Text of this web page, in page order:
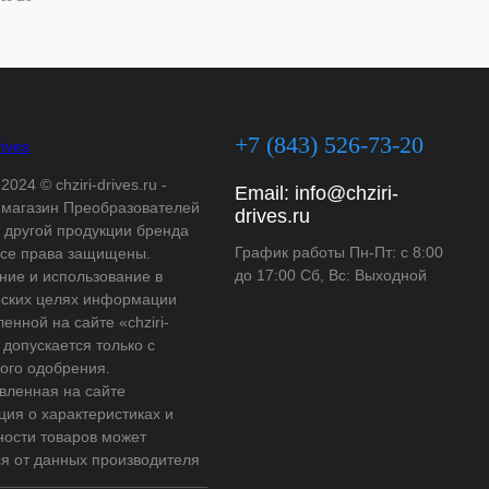
© chziri-drives.ru -
Преобразователей
другой продукции бренда
права защищены.
и использование в
целях информации
на сайте «chziri-
только с
одобрения.
на сайте
о характеристиках и
товаров может
от данных производителя
+7 (843) 526-73-20
Email: info@chziri-
drives.ru
График работы Пн-Пт: с 8:00
до 17:00 Сб, Вс: Выходной